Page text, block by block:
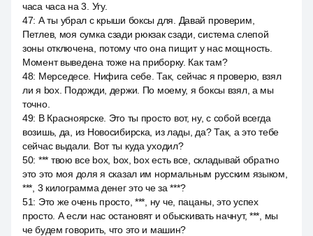
часа часа на 3. Угу.
47: А ты убрал с крыши боксы для. Давай проверим,
Петлев, моя сумка сзади рюкзак сзади, система слепой
зоны отключена, потому что она пищит у нас мощность.
Момент выведена тоже на приборку. Как там?
48: Мерседесе. Нифига себе. Так, сейчас я проверю, взял
ли я box. Подожди, держи. По моему, я боксы взял, а мы
точно.
49: В Красноярске. Это ты просто вот, ну, с собой всегда
возишь, да, из Новосибирска, из лады, да? Так, а это тебе
сейчас выдали. Вот ты куда уходил?
50: *** твою все box, box, box есть все, складывай обратно
это это моя доля я сказал им нормальным русским языком,
***, 3 килограмма денег это че за ***?
51: Это же очень просто, ***, ну че, пацаны, это успех
просто. А если нас остановят и обыскивать начнут, ***, мы
че будем говорить, что это и машин?